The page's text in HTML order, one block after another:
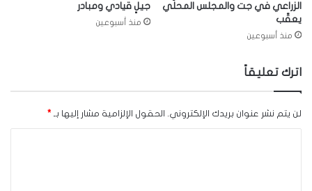
الزراعي في جت والمجلس المحلّي
يعقّب
منذ أسبوعين
جيلٍ قيادي ومبادر
منذ أسبوعين
اترك تعليقاً
لن يتم نشر عنوان بريدك الإلكتروني. الحقول الإلزامية مشار إليها بـ *